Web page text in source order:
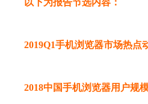
以下为报告节选内容：
2019Q1手机浏览器市场热点
2018中国手机浏览器用户规模